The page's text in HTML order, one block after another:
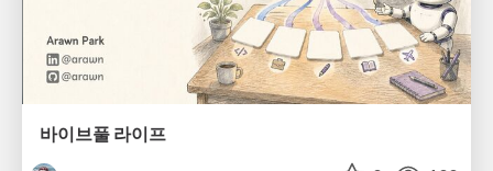
바이브풀 라이프